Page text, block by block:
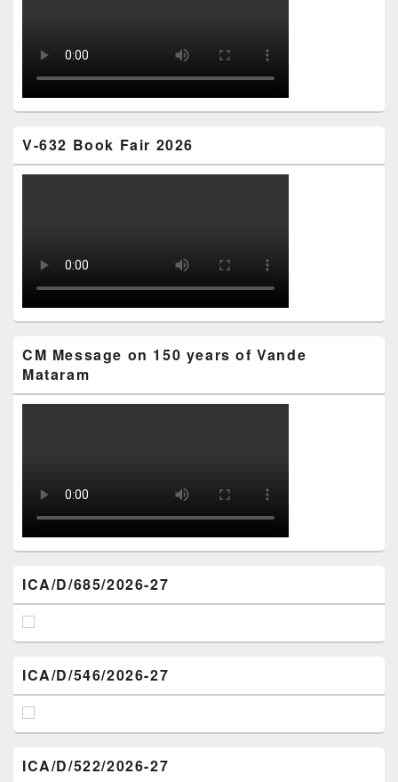
V-632 Book Fair 2026
CM Message on 150 years of Vande
Mataram
ICA/D/685/2026-27
ICA/D/546/2026-27
ICA/D/522/2026-27